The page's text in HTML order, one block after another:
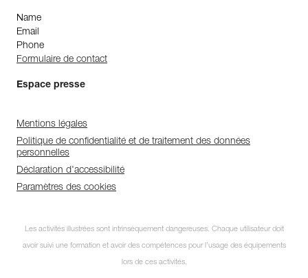
Name
Email
Phone
Formulaire de contact
Espace presse
Mentions légales
Politique de confidentialité et de traitement des données
personnelles
Déclaration d'accessibilité
Paramètres des cookies
Les activités illustrées sont intrinsèquement dangereuses. Chaque utilisateur doit
avoir suivi une formation et avoir des compétences pour l’usage des équipements
lors de ces activités.